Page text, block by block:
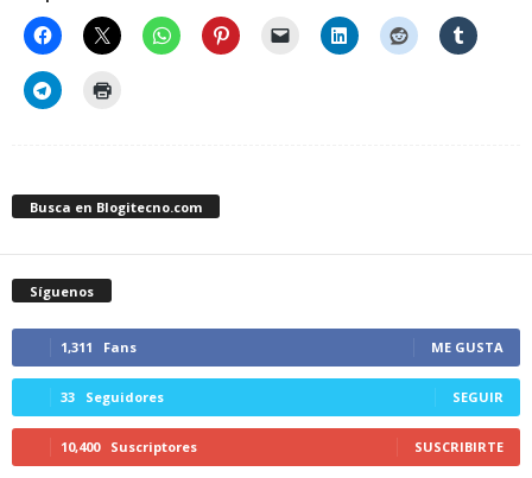
Busca en Blogitecno.com
Síguenos
1,311 Fans ME GUSTA
33 Seguidores SEGUIR
10,400 Suscriptores SUSCRIBIRTE